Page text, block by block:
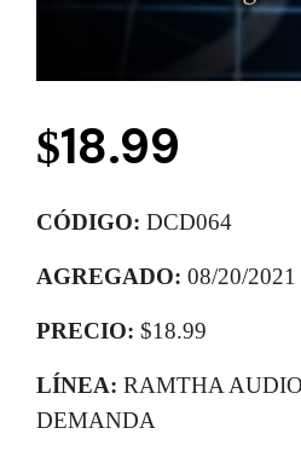
$18.99
CÓDIGO: DCD064
AGREGADO: 08/20/2021
PRECIO: $18.99
LÍNEA: RAMTHA
DEMANDA